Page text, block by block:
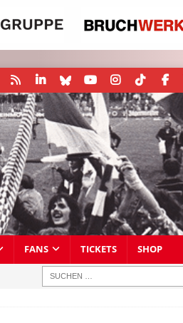
FANS TICKETS SHOP